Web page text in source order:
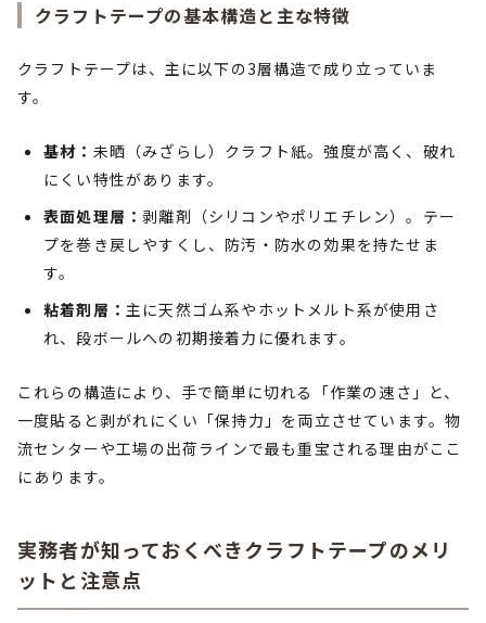
クラフトテープの基本構造と主な特徴
クラフトテープは、主に以下の3層構造で成り立っていま
す。
基材： 未晒（みざらし）クラフト紙。強度が高く、破れ
にくい特性があります。
表面処理層：剥離剤（シリコンやポリエチレン）。テー
プを巻き戻しやすくし、防汚・防水の効果を持たせま
す。
粘着剤層： 主に天然ゴム系やホットメルト系が使用さ
れ、段ボールへの初期接着力に優れます。
これらの構造により、手で簡単に切れる「作業の速さ」と、
一度貼ると剥がれにくい「保持力」を両立させています。物
流センターや工場の出荷ラインで最も重宝される理由がここ
にあります。
実務者が知っておくべきクラフトテープのメリ
ットと注意点